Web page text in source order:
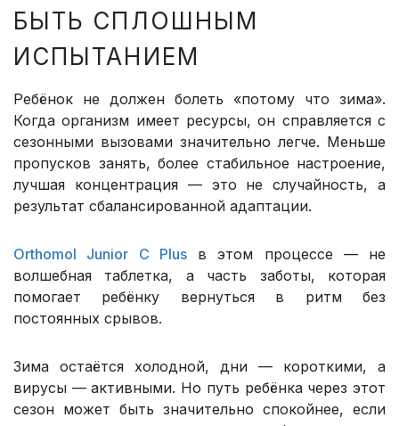
БЫТЬ СПЛОШНЫМ
ИСПЫТАНИЕМ
Ребёнок не должен болеть «потому что зима».
Когда организм имеет ресурсы, он справляется с
сезонными вызовами значительно легче. Меньше
пропусков занять, более стабильное настроение,
лучшая концентрация — это не случайность, а
результат сбалансированной адаптации.
Orthomol Junior C Plusв этом процессе — не
волшебная таблетка, а часть заботы, которая
помогает ребёнку вернуться в ритм без
постоянных срывов.
Зима остаётся холодной, дни — короткими, а
вирусы — активными. Но путь ребёнка через этот
сезон может быть значительно спокойнее, если